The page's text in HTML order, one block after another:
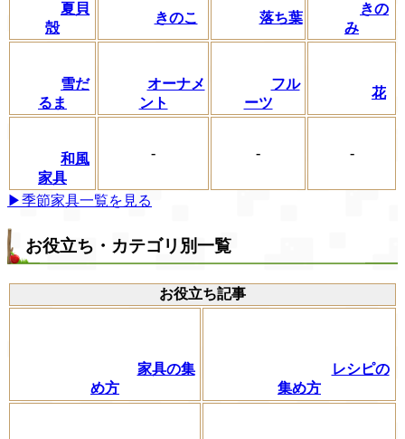
夏貝
殻
きのこ 落ち葉
きの
み
雪だ
るま
オーナメ
ント
フル
ーツ
花
和風
家具
- - -
▶季節家具一覧を見る
お役立ち・カテゴリ別一覧
お役立ち記事
家具の集
め方
レシピの
集め方